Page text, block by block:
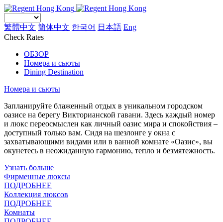
繁體中文 簡体中文 한국어 日本語 Eng
Check Rates
ОБЗОР
Номера и сьюты
Dining Destination
Номера и сьюты
Запланируйте блаженный отдых в уникальном городском
оазисе на берегу Викторианской гавани. Здесь каждый номер
и люкс переосмыслен как личный оазис мира и спокойствия –
доступный только вам. Сидя на шезлонге у окна с
захватывающими видами или в ванной комнате «Оазис», вы
окунетесь в неожиданную гармонию, тепло и безмятежность.
Узнать больше
Фирменные люксы
ПОДРОБНЕЕ
Коллекция люксов
ПОДРОБНЕЕ
Комнаты